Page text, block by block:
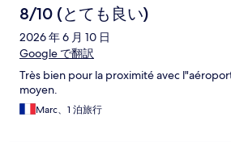
8/10 (とても良い)
2026 年 6 月 10 日
Google で翻訳
Très bien pour la proximité avec
moyen.
Marc、1 泊旅行